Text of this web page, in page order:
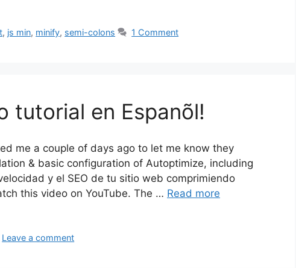
, js min, minify, semi-colons 1 Comment
tutorial en Espanõl!
me a couple of days ago to let me know they
& basic configuration of Autoptimize, including
y el SEO de tu sitio web comprimiendo
this video on YouTube. The … Read more
Leave a comment